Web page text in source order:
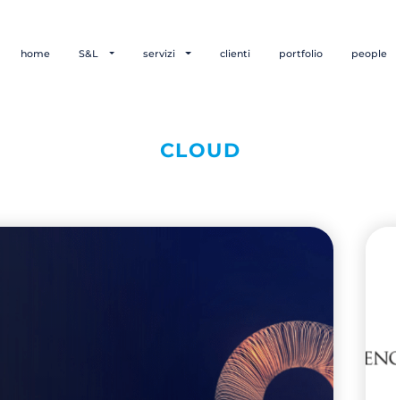
home S&L servizi clienti portfolio people
CLOUD